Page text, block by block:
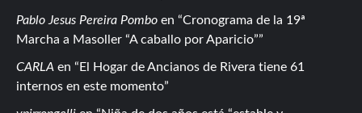
Pablo Jesus Pereira Pombo en
Cronograma de la 19ª
Marcha a Masoller “A caballo por Aparicio”
CARLA en
El Hogar de Ancianos de Rivera tiene 61
internos en este momento